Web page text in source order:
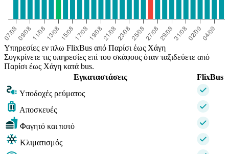
Υπηρεσίες εν πλω FlixBus από Παρίσι έως Χάγη
Συγκρίνετε τις υπηρεσίες επί του σκάφους όταν ταξιδεύετε από
Παρίσι έως Χάγη κατά bus.
Εγκαταστάσεις
FlixBus
Υποδοχές ρεύματος
Αποσκευές
Φαγητό και ποτό
Κλιματισμός